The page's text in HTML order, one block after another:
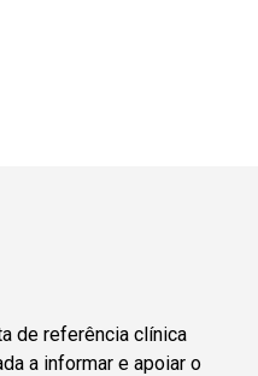
de referência clínica
a informar e apoiar o